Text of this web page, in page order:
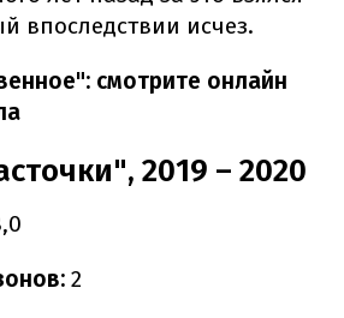
впоследствии исчез.
смотрите онлайн
2019 – 2020
2